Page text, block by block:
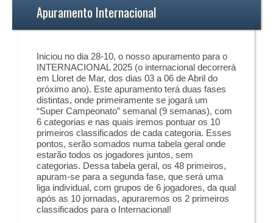
Apuramento Internacional
Iniciou no dia 28-10, o nosso apuramento para o
INTERNACIONAL 2025 (o internacional decorrerá
em Lloret de Mar, dos dias 03 a 06 de Abril do
próximo ano). Este apuramento terá duas fases
distintas, onde primeiramente se jogará um
“Super Campeonato” semanal (9 semanas), com
6 categorias e nas quais iremos pontuar os 10
primeiros classificados de cada categoria. Esses
pontos, serão somados numa tabela geral onde
estarão todos os jogadores juntos, sem
categorias. Dessa tabela geral, os 48 primeiros,
apuram-se para a segunda fase, que será uma
liga individual, com grupos de 6 jogadores, da qual
após as 10 jornadas, apuraremos os 2 primeiros
classificados para o Internacional!